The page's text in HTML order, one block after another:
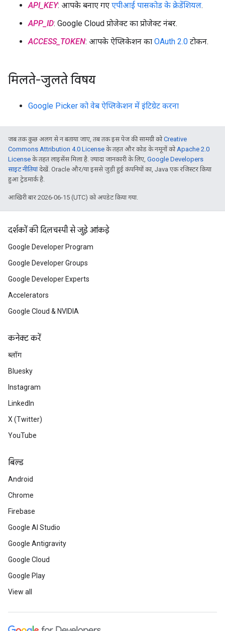
API_KEY: आपके बनाए गए एपीआई पासकोड के क्रेडेंशियल.
APP_ID: Google Cloud प्रोजेक्ट का प्रोजेक्ट नंबर.
ACCESS_TOKEN: आपके ऐप्लिकेशन का OAuth 2.0 टोकन.
मिलते-जुलते विषय
Google Picker को वेब ऐप्लिकेशन में इंटिग्रेट करना
जब तक कुछ अलग से न बताया जाए, तब तक इस पेज की सामग्री कोCreative
Commons Attribution 4.0 License के तहत और कोड के नमूनों कोApache 2.0
License के तहत लाइसेंस मिला है. ज़्यादा जानकारी के लिए, Google Developers
साइट नीतियांदेखें. Oracle और/या इससे जुड़ी हुई कंपनियों का, Java एक रजिस्टर किया
हुआ ट्रेडमार्क है.
आखिरी बार 2026-06-15 (UTC) को अपडेट किया गया.
दर्शकों की दिलचस्पी से जुड़े आंकड़े
Google Developer Program
Google Developer Groups
Google Developer Experts
Accelerators
Google Cloud & NVIDIA
कनेक्ट करें
ब्लॉग
Bluesky
Instagram
LinkedIn
X (Twitter)
YouTube
बिल्ड
Android
Chrome
Firebase
Google AI Studio
Google Antigravity
Google Cloud
Google Play
View all